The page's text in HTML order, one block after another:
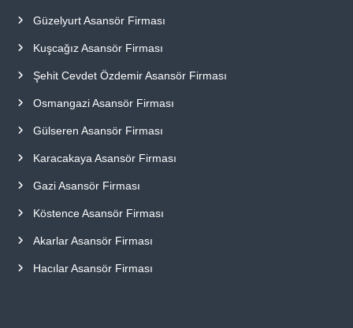
Güzelyurt Asansör Firması
Kuşcağız Asansör Firması
Şehit Cevdet Özdemir Asansör Firması
Osmangazi Asansör Firması
Gülseren Asansör Firması
Karacakaya Asansör Firması
Gazi Asansör Firması
Köstence Asansör Firması
Akarlar Asansör Firması
Hacılar Asansör Firması